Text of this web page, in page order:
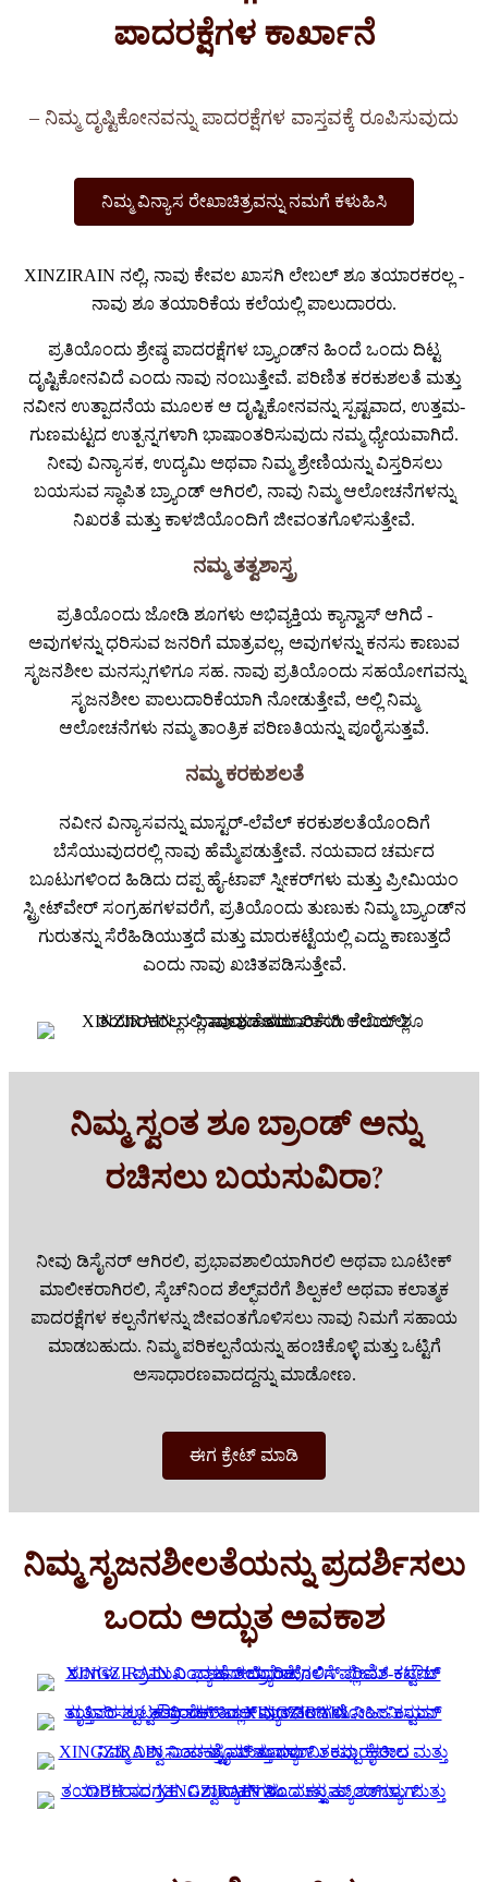
ಪಾದರಕ್ಷೆಗಳ ಕಾರ್ಖಾನೆ
– ನಿಮ್ಮ ದೃಷ್ಟಿಕೋನವನ್ನು ಪಾದರಕ್ಷೆಗಳ ವಾಸ್ತವಕ್ಕೆ ರೂಪಿಸುವುದು
ನಿಮ್ಮ ವಿನ್ಯಾಸ ರೇಖಾಚಿತ್ರವನ್ನು ನಮಗೆ ಕಳುಹಿಸಿ
XINZIRAIN ನಲ್ಲಿ, ನಾವು ಕೇವಲ ಖಾಸಗಿ ಲೇಬಲ್ ಶೂ ತಯಾರಕರಲ್ಲ -
ನಾವು ಶೂ ತಯಾರಿಕೆಯ ಕಲೆಯಲ್ಲಿ ಪಾಲುದಾರರು.
ಪ್ರತಿಯೊಂದು ಶ್ರೇಷ್ಠ ಪಾದರಕ್ಷೆಗಳ ಬ್ರ್ಯಾಂಡ್‌ನ ಹಿಂದೆ ಒಂದು ದಿಟ್ಟ
ದೃಷ್ಟಿಕೋನವಿದೆ ಎಂದು ನಾವು ನಂಬುತ್ತೇವೆ. ಪರಿಣಿತ ಕರಕುಶಲತೆ ಮತ್ತು
ನವೀನ ಉತ್ಪಾದನೆಯ ಮೂಲಕ ಆ ದೃಷ್ಟಿಕೋನವನ್ನು ಸ್ಪಷ್ಟವಾದ, ಉತ್ತಮ-
ಗುಣಮಟ್ಟದ ಉತ್ಪನ್ನಗಳಾಗಿ ಭಾಷಾಂತರಿಸುವುದು ನಮ್ಮ ಧ್ಯೇಯವಾಗಿದೆ.
ನೀವು ವಿನ್ಯಾಸಕ, ಉದ್ಯಮಿ ಅಥವಾ ನಿಮ್ಮ ಶ್ರೇಣಿಯನ್ನು ವಿಸ್ತರಿಸಲು
ಬಯಸುವ ಸ್ಥಾಪಿತ ಬ್ರ್ಯಾಂಡ್ ಆಗಿರಲಿ, ನಾವು ನಿಮ್ಮ ಆಲೋಚನೆಗಳನ್ನು
ನಿಖರತೆ ಮತ್ತು ಕಾಳಜಿಯೊಂದಿಗೆ ಜೀವಂತಗೊಳಿಸುತ್ತೇವೆ.
ನಮ್ಮ ತತ್ವಶಾಸ್ತ್ರ
ಪ್ರತಿಯೊಂದು ಜೋಡಿ ಶೂಗಳು ಅಭಿವ್ಯಕ್ತಿಯ ಕ್ಯಾನ್ವಾಸ್ ಆಗಿದೆ -
ಅವುಗಳನ್ನು ಧರಿಸುವ ಜನರಿಗೆ ಮಾತ್ರವಲ್ಲ, ಅವುಗಳನ್ನು ಕನಸು ಕಾಣುವ
ಸೃಜನಶೀಲ ಮನಸ್ಸುಗಳಿಗೂ ಸಹ. ನಾವು ಪ್ರತಿಯೊಂದು ಸಹಯೋಗವನ್ನು
ಸೃಜನಶೀಲ ಪಾಲುದಾರಿಕೆಯಾಗಿ ನೋಡುತ್ತೇವೆ, ಅಲ್ಲಿ ನಿಮ್ಮ
ಆಲೋಚನೆಗಳು ನಮ್ಮ ತಾಂತ್ರಿಕ ಪರಿಣತಿಯನ್ನು ಪೂರೈಸುತ್ತವೆ.
ನಮ್ಮ ಕರಕುಶಲತೆ
ನವೀನ ವಿನ್ಯಾಸವನ್ನು ಮಾಸ್ಟರ್-ಲೆವೆಲ್ ಕರಕುಶಲತೆಯೊಂದಿಗೆ
ಬೆಸೆಯುವುದರಲ್ಲಿ ನಾವು ಹೆಮ್ಮೆಪಡುತ್ತೇವೆ. ನಯವಾದ ಚರ್ಮದ
ಬೂಟುಗಳಿಂದ ಹಿಡಿದು ದಪ್ಪ ಹೈ-ಟಾಪ್ ಸ್ನೀಕರ್‌ಗಳು ಮತ್ತು ಪ್ರೀಮಿಯಂ
ಸ್ಟ್ರೀಟ್‌ವೇರ್ ಸಂಗ್ರಹಗಳವರೆಗೆ, ಪ್ರತಿಯೊಂದು ತುಣುಕು ನಿಮ್ಮ ಬ್ರ್ಯಾಂಡ್‌ನ
ಗುರುತನ್ನು ಸೆರೆಹಿಡಿಯುತ್ತದೆ ಮತ್ತು ಮಾರುಕಟ್ಟೆಯಲ್ಲಿ ಎದ್ದು ಕಾಣುತ್ತದೆ
ಎಂದು ನಾವು ಖಚಿತಪಡಿಸುತ್ತೇವೆ.
ನಿಮ್ಮ ಸ್ವಂತ ಶೂ ಬ್ರಾಂಡ್ ಅನ್ನು
ರಚಿಸಲು ಬಯಸುವಿರಾ?
ನೀವು ಡಿಸೈನರ್ ಆಗಿರಲಿ, ಪ್ರಭಾವಶಾಲಿಯಾಗಿರಲಿ ಅಥವಾ ಬೂಟೀಕ್
ಮಾಲೀಕರಾಗಿರಲಿ, ಸ್ಕೆಚ್‌ನಿಂದ ಶೆಲ್ಫ್‌ವರೆಗೆ ಶಿಲ್ಪಕಲೆ ಅಥವಾ ಕಲಾತ್ಮಕ
ಪಾದರಕ್ಷೆಗಳ ಕಲ್ಪನೆಗಳನ್ನು ಜೀವಂತಗೊಳಿಸಲು ನಾವು ನಿಮಗೆ ಸಹಾಯ
ಮಾಡಬಹುದು. ನಿಮ್ಮ ಪರಿಕಲ್ಪನೆಯನ್ನು ಹಂಚಿಕೊಳ್ಳಿ ಮತ್ತು ಒಟ್ಟಿಗೆ
ಅಸಾಧಾರಣವಾದದ್ದನ್ನು ಮಾಡೋಣ.
ಈಗ ಕ್ರೇಟ್ ಮಾಡಿ
ನಿಮ್ಮ ಸೃಜನಶೀಲತೆಯನ್ನು ಪ್ರದರ್ಶಿಸಲು
ಒಂದು ಅದ್ಭುತ ಅವಕಾಶ